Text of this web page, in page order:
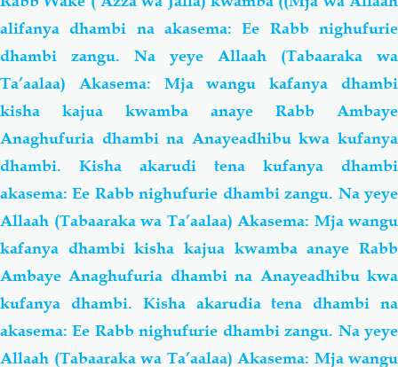
alifanya dhambi na akasema: Ee Rabb nighufurie
dhambi zangu. Na yeye Allaah (Tabaaraka wa
Ta’aalaa) Akasema: Mja wangu kafanya dhambi
kisha kajua kwamba anaye Rabb Ambaye
Anaghufuria dhambi na Anayeadhibu kwa kufanya
dhambi. Kisha akarudi tena kufanya dhambi
akasema: Ee Rabb nighufurie dhambi zangu. Na yeye
Allaah (Tabaaraka wa Ta’aalaa) Akasema: Mja wangu
kafanya dhambi kisha kajua kwamba anaye Rabb
Ambaye Anaghufuria dhambi na Anayeadhibu kwa
kufanya dhambi. Kisha akarudia tena dhambi na
akasema: Ee Rabb nighufurie dhambi zangu. Na yeye
Allaah (Tabaaraka wa Ta’aalaa) Akasema: Mja wangu